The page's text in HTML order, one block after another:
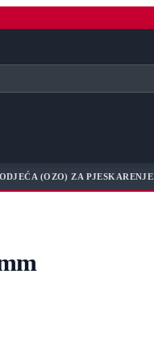
(OZO) ZA PJESKARENJE